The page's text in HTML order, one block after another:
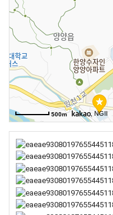
500m , NGII